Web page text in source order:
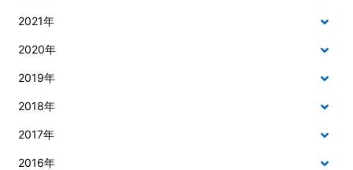
2021年
2020年
2019年
2018年
2017年
2016年